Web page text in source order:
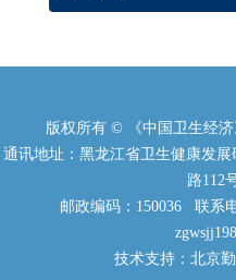
版权所有 © 《中国卫生经
通讯地址：黑龙江省卫生健康发
路112
邮政编码：150036 联系
技术支持：北京